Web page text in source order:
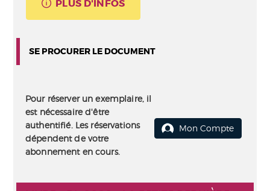
PLUS D'INFOS
SE PROCURER LE DOCUMENT
Pour réserver un exemplaire, il
est nécessaire d'être
authentifié. Les réservations
dépendent de votre
abonnement en cours.
Mon Compte